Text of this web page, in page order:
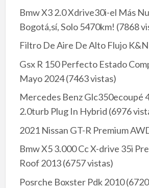
Bmw X3 2.0 Xdrive30i-el Más
Bogotá,sí, Solo 5470km! (7868
Filtro De Aire De Alto Flujo K&N
Gsx R 150 Perfecto Estado
Mayo 2024(7463 vistas)
Mercedes Benz Glc350ecoupé
2.0turb Plug In Hybrid (6976
2021 Nissan GT-R Premium
Bmw X5 3.000 Cc X-drive 35i
Roof 2013(6757 vistas)
Posrche Boxster Pdk 2010